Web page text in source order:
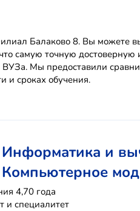
Балаково 8. Вы можете
что самую точную
ВУЗа. Мы предоставили
и сроках обучения.
и
4,70 года
и специалитет